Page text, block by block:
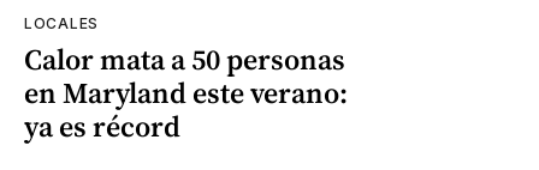
LOCALES
Calor mata a 50 personas
en Maryland este verano:
ya es récord